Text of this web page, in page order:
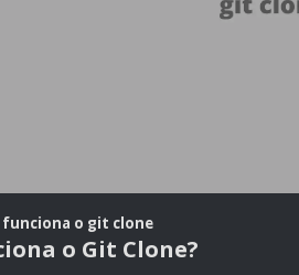
o git clone
o Git Clone?